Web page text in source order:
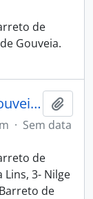
de
Gouveia.
Aline de Almeida Barreto de Gouveia, Anália de Almeida Gouveia Lins, Nilge Gouveia Limeira e Iedda de Almeida Barreto de Gouveia em frente à uma obra de Candido Portinari
· Sem data
de
Lins, 3- Nilge
de